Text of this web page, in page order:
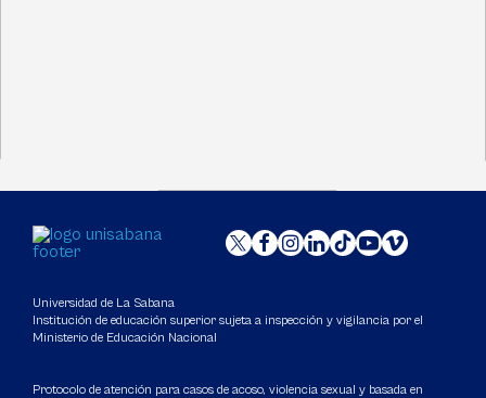
Universidad de La Sabana
Institución de educación superior sujeta a inspección y vigilancia por el
Ministerio de Educación Nacional
Protocolo de atención para casos de acoso, violencia sexual y basada en